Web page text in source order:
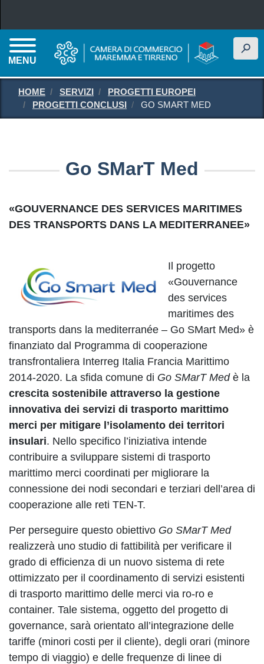
MENU
h
HOME SERVIZI
PROGETTI EUROPEI
PROGETTI CONCLUSI
GO SMART MED
Go SMarT Med
«GOUVERNANCE DES SERVICES MARITIMES
DES TRANSPORTS DANS LA MEDITERRANEE»
Il progetto
«Gouvernance
des services
maritimes des
transports dans la mediterranée – Go SMart Med» è
finanziato dal Programma di cooperazione
transfrontaliera Interreg Italia Francia Marittimo
2014-2020. La sfida comune di Go SMarT Medè la
crescita sostenibile attraverso la gestione
innovativa dei servizi di trasporto marittimo
merci per mitigare l’isolamento dei territori
insulari. Nello specifico l’iniziativa intende
contribuire a sviluppare sistemi di trasporto
marittimo merci coordinati per migliorare la
connessione dei nodi secondari e terziari dell’area di
cooperazione alle reti TEN-T.
Per perseguire questo obiettivo Go SMarT Med
realizzerà uno studio di fattibilità per verificare il
grado di efficienza di un nuovo sistema di rete
ottimizzato per il coordinamento di servizi esistenti
di trasporto marittimo delle merci via ro-ro e
container. Tale sistema, oggetto del progetto di
governance, sarà orientato all’integrazione delle
tariffe (minori costi per il cliente), degli orari (minore
tempo di viaggio) e delle frequenze di linee di